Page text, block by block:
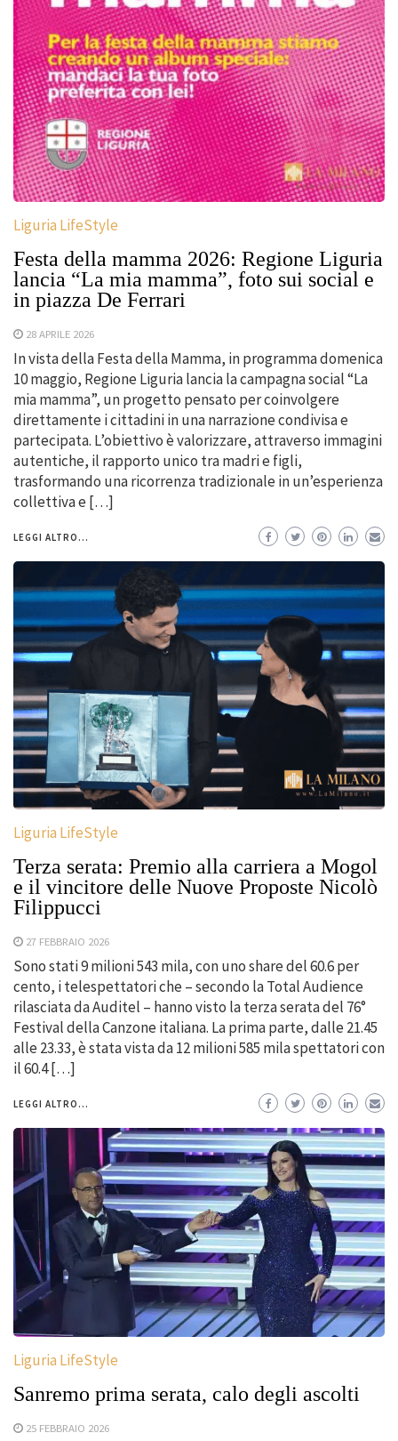
Liguria LifeStyle
Festa della mamma 2026: Regione Liguria
lancia “La mia mamma”, foto sui social e
in piazza De Ferrari
28 APRILE 2026
In vista della Festa della Mamma, in programma domenica
10 maggio, Regione Liguria lancia la campagna social “La
mia mamma”, un progetto pensato per coinvolgere
direttamente i cittadini in una narrazione condivisa e
partecipata. L’obiettivo è valorizzare, attraverso immagini
autentiche, il rapporto unico tra madri e figli,
trasformando una ricorrenza tradizionale in un’esperienza
collettiva e […]
LEGGI ALTRO...
Liguria LifeStyle
Terza serata: Premio alla carriera a Mogol
e il vincitore delle Nuove Proposte Nicolò
Filippucci
27 FEBBRAIO 2026
Sono stati 9 milioni 543 mila, con uno share del 60.6 per
cento, i telespettatori che – secondo la Total Audience
rilasciata da Auditel – hanno visto la terza serata del 76°
Festival della Canzone italiana. La prima parte, dalle 21.45
alle 23.33, è stata vista da 12 milioni 585 mila spettatori con
il 60.4 […]
LEGGI ALTRO...
Liguria LifeStyle
Sanremo prima serata, calo degli ascolti
25 FEBBRAIO 2026